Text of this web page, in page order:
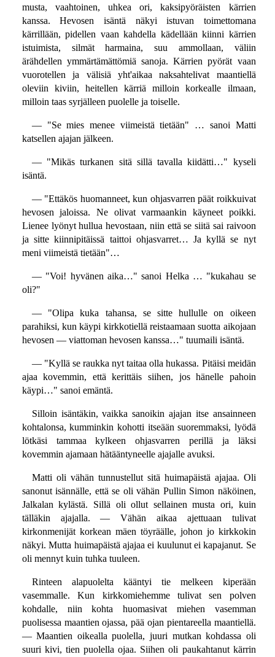
musta, vaahtoinen, uhkea ori, kaksipyöräisten kärrien
kanssa. Hevosen isäntä näkyi istuvan toimettomana
kärrillään, pidellen vaan kahdella kädellään kiinni kärrien
istuimista, silmät harmaina, suu ammollaan, väliin
ärähdellen ymmärtämättömiä sanoja. Kärrien pyörät vaan
vuorotellen ja välisiä yht'aikaa naksahtelivat maantiellä
oleviin kiviin, heitellen kärriä milloin korkealle ilmaan,
milloin taas syrjälleen puolelle ja toiselle.
— "Se mies menee viimeistä tietään" … sanoi Matti
katsellen ajajan jälkeen.
— "Mikäs turkanen sitä sillä tavalla kiidätti…" kyseli
isäntä.
— "Ettäkös huomanneet, kun ohjasvarren päät roikkuivat
hevosen jaloissa. Ne olivat varmaankin käyneet poikki.
Lienee lyönyt hullua hevostaan, niin että se siitä sai raivoon
ja sitte kiinnipitäissä taittoi ohjasvarret… Ja kyllä se nyt
meni viimeistä tietään"…
— "Voi! hyvänen aika…" sanoi Helka … "kukahau se
oli?"
— "Olipa kuka tahansa, se sitte hullulle on oikeen
parahiksi, kun käypi kirkkotiellä reistaamaan suotta aikojaan
hevosen — viattoman hevosen kanssa…" tuumaili isäntä.
— "Kyllä se raukka nyt taitaa olla hukassa. Pitäisi meidän
ajaa kovemmin, että kerittäis siihen, jos hänelle pahoin
käypi…" sanoi emäntä.
Silloin isäntäkin, vaikka sanoikin ajajan itse ansainneen
kohtalonsa, kumminkin kohotti itseään suoremmaksi, lyödä
lötkäsi tammaa kylkeen ohjasvarren perillä ja läksi
kovemmin ajamaan hätääntyneelle ajajalle avuksi.
Matti oli vähän tunnustellut sitä huimapäistä ajajaa. Oli
sanonut isännälle, että se oli vähän Pullin Simon näköinen,
Jalkalan kylästä. Sillä oli ollut sellainen musta ori, kuin
tälläkin ajajalla. — Vähän aikaa ajettuaan tulivat
kirkonmenijät korkean mäen töyräälle, johon jo kirkkokin
näkyi. Mutta huimapäistä ajajaa ei kuulunut ei kapajanut. Se
oli mennyt kuin tuhka tuuleen.
Rinteen alapuolelta kääntyi tie melkeen kiperään
vasemmalle. Kun kirkkomiehemme tulivat sen polven
kohdalle, niin kohta huomasivat miehen vasemman
puolisessa maantien ojassa, pää ojan pientareella maantiellä.
— Maantien oikealla puolella, juuri mutkan kohdassa oli
suuri kivi, tien puolella ojaa. Siihen oli paukahtanut kärrin